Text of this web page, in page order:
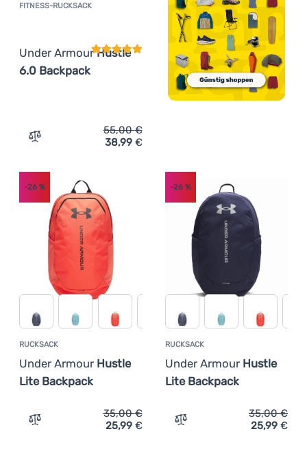
FITNESS-RUCKSACK
Under ArmourHustle
6.0 Backpack
Kundenbewertung
Zum Vergleich 'Fitness-Rucksack Under Armour Hustle
55,00€
38,99 €
RUCKSACK
Under Armour Hustle
Lite Backpack
-26 %
Zum Vergleich 'Rucksack Under Armour Hustle Lite
35,00€
25,99 €
RUCKSACK
Under Armour Hustle
Lite Backpack
-26%
Zum Vergleich 'Rucksack
35,00€
25,99 €